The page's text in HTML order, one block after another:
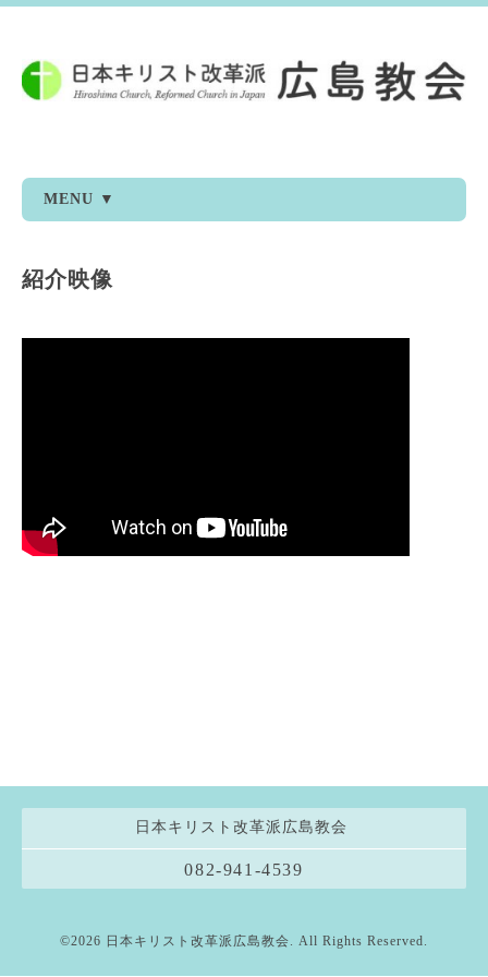
MENU ▼
紹介映像
日本キリスト改革派広島教会
082-941-4539
©2026 日本キリスト改革派広島教会. All Rights Reserved.